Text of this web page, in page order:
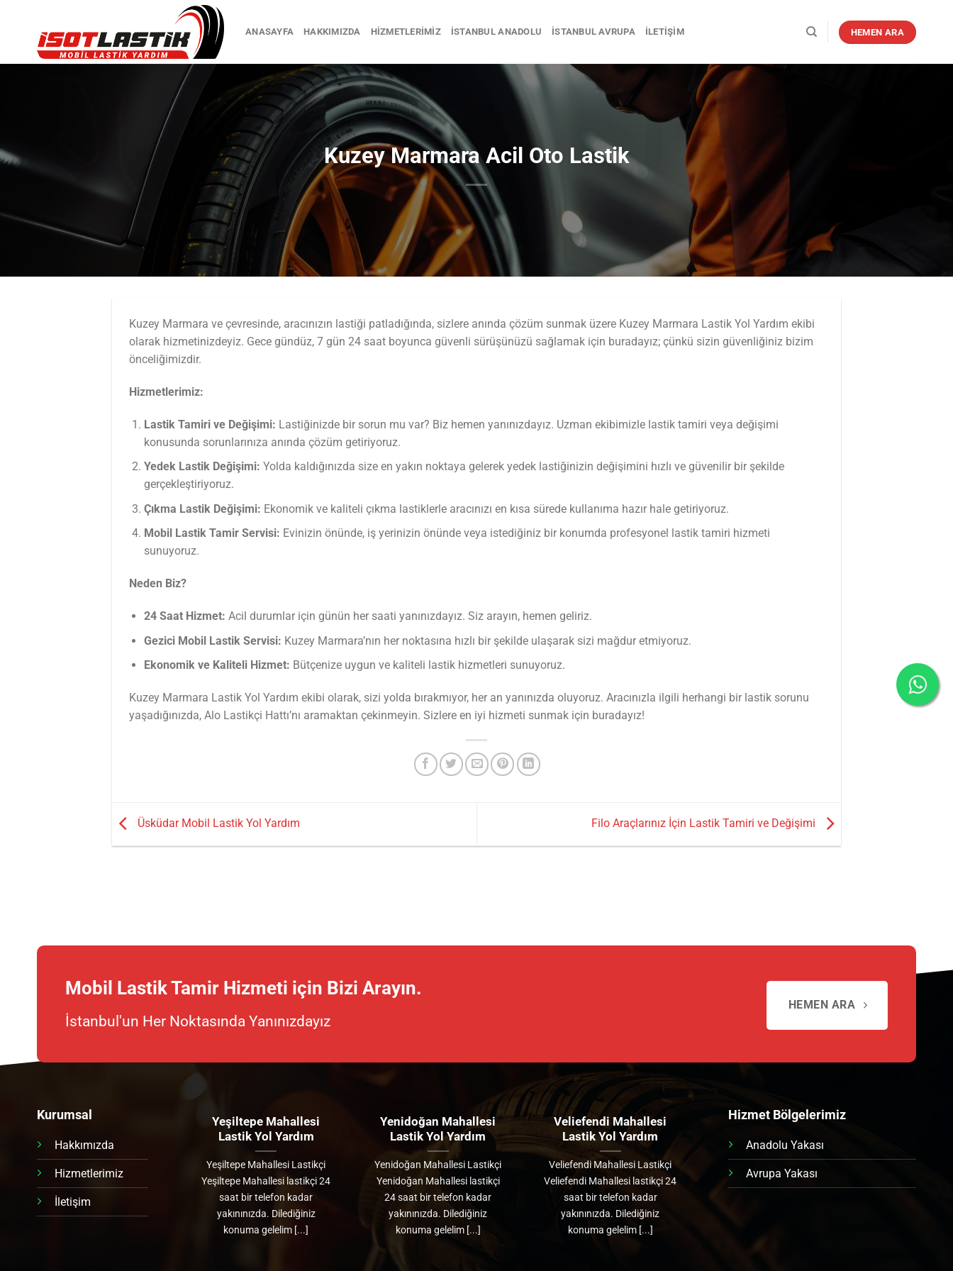
ANASAYFA HAKKIMIZDA HIZMETLERIMIZ İSTANBUL ANADOLU İSTANBUL AVRUPA İLETIŞIM HEMEN ARA
Kuzey Marmara Acil Oto Lastik
Kuzey Marmara ve çevresinde, aracınızın lastiği patladığında, sizlere anında çözüm sunmak üzere Kuzey Marmara Lastik Yol Yardım ekibi
olarak hizmetinizdeyiz. Gece gündüz, 7 gün 24 saat boyunca güvenli sürüşünüzü sağlamak için buradayız; çünkü sizin güvenliğiniz bizim
önceliğimizdir.
Hizmetlerimiz:
Lastik Tamiri ve Değişimi: Lastiğinizde bir sorun mu var? Biz hemen yanınızdayız. Uzman ekibimizle lastik tamiri veya değişimi
konusunda sorunlarınıza anında çözüm getiriyoruz.
Yedek Lastik Değişimi: Yolda kaldığınızda size en yakın noktaya gelerek yedek lastiğinizin değişimini hızlı ve güvenilir bir şekilde
gerçekleştiriyoruz.
Çıkma Lastik Değişimi: Ekonomik ve kaliteli çıkma lastiklerle aracınızı en kısa sürede kullanıma hazır hale getiriyoruz.
Mobil Lastik Tamir Servisi: Evinizin önünde, iş yerinizin önünde veya istediğiniz bir konumda profesyonel lastik tamiri hizmeti
sunuyoruz.
Neden Biz?
24 Saat Hizmet: Acil durumlar için günün her saati yanınızdayız. Siz arayın, hemen geliriz.
Gezici Mobil Lastik Servisi: Kuzey Marmara’nın her noktasına hızlı bir şekilde ulaşarak sizi mağdur etmiyoruz.
Ekonomik ve Kaliteli Hizmet: Bütçenize uygun ve kaliteli lastik hizmetleri sunuyoruz.
Kuzey Marmara Lastik Yol Yardım ekibi olarak, sizi yolda bırakmıyor, her an yanınızda oluyoruz. Aracınızla ilgili herhangi bir lastik sorunu
yaşadığınızda, Alo Lastikçi Hattı’nı aramaktan çekinmeyin. Sizlere en iyi hizmeti sunmak için buradayız!
Üsküdar Mobil Lastik Yol Yardım Filo Araçlarınız İçin Lastik Tamiri ve Değişimi
Mobil Lastik Tamir Hizmeti için Bizi Arayın.
İstanbul'un Her Noktasında Yanınızdayız
HEMEN ARA
Kurumsal
Hakkımızda
Hizmetlerimiz
İletişim
Yeşiltepe Mahallesi
Lastik Yol Yardım
Yeşiltepe Mahallesi Lastikçi
Yeşiltepe Mahallesi lastikçi 24
saat bir telefon kadar
yakınınızda. Dilediğiniz
konuma gelelim [...]
Yenidoğan Mahallesi
Lastik Yol Yardım
Yenidoğan Mahallesi Lastikçi
Yenidoğan Mahallesi lastikçi
24 saat bir telefon kadar
yakınınızda. Dilediğiniz
konuma gelelim [...]
Veliefendi Mahallesi
Lastik Yol Yardım
Veliefendi Mahallesi Lastikçi
Veliefendi Mahallesi lastikçi 24
saat bir telefon kadar
yakınınızda. Dilediğiniz
konuma gelelim [...]
Telsiz Mahallesi Lastik
Mahallesi lastikçi 24 saat bir
Merkezefendi Mahallesi
Mahallesi lastikçi 24 saat bir
telefon kadar yakınınızda.
Hizmet Bölgelerimiz
Anadolu Yakası
Avrupa Yakası